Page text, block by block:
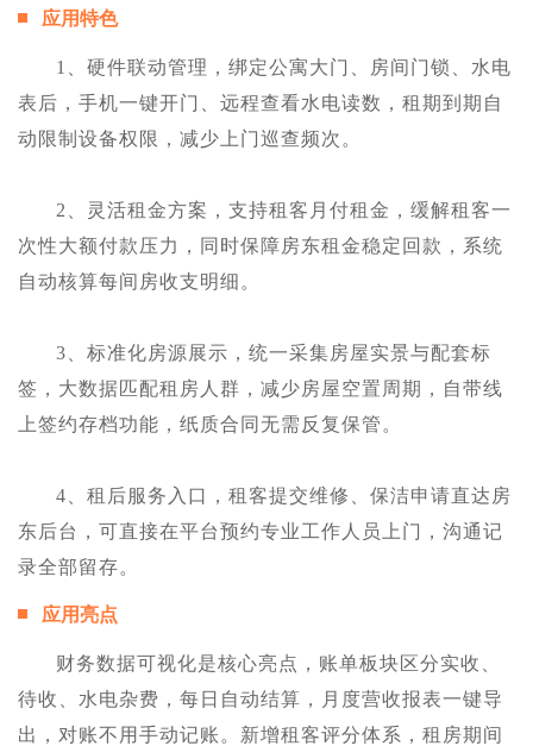
应用特色
1、硬件联动管理，绑定公寓大门、房间门锁、水电
表后，手机一键开门、远程查看水电读数，租期到期自
动限制设备权限，减少上门巡查频次。
2、灵活租金方案，支持租客月付租金，缓解租客一
次性大额付款压力，同时保障房东租金稳定回款，系统
自动核算每间房收支明细。
3、标准化房源展示，统一采集房屋实景与配套标
签，大数据匹配租房人群，减少房屋空置周期，自带线
上签约存档功能，纸质合同无需反复保管。
4、租后服务入口，租客提交维修、保洁申请直达房
东后台，可直接在平台预约专业工作人员上门，沟通记
录全部留存。
应用亮点
财务数据可视化是核心亮点，账单板块区分实收、
待收、水电杂费，每日自动结算，月度营收报表一键导
出，对账不用手动记账。新增租客评分体系，租房期间